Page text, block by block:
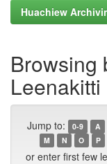
Huachiew
Browsing
Leenakitti
Jump to: 0-9 A
M
N O P
or enter first few